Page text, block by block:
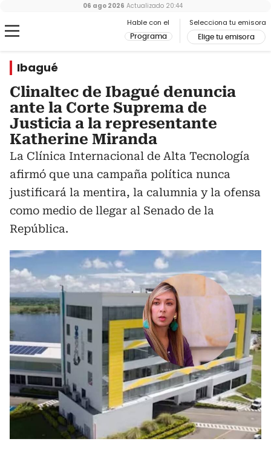
Hable con el
Programa
Selecciona tu emisora
Elige tu emisora
06 ago 2026 Actualizado 20:44
Ibagué
Clinaltec de Ibagué denuncia
ante la Corte Suprema de
Justicia a la representante
Katherine Miranda
La Clínica Internacional de Alta Tecnología
afirmó que una campaña política nunca
justificará la mentira, la calumnia y la ofensa
como medio de llegar al Senado de la
República.